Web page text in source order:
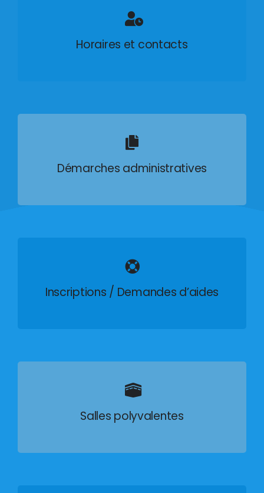
Horaires et contacts
Démarches administratives
Inscriptions / Demandes d’aides
Salles polyvalentes